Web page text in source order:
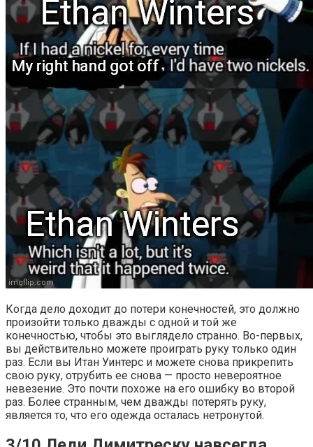
Когда дело доходит до потери конечностей, это должно
произойти только дважды с одной и той же
конечностью, чтобы это выглядело странно. Во-первых,
вы действительно можете проиграть руку только один
раз. Если вы Итан Уинтерс и можете снова прикрепить
свою руку, отрубить ее снова — просто невероятное
невезение. Это почти похоже на его ошибку во второй
раз. Более странным, чем дважды потерять руку,
является то, что его одежда осталась нетронутой.